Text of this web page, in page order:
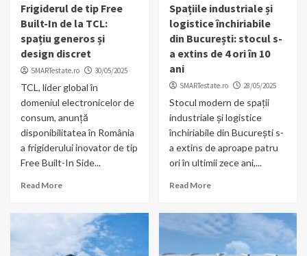
Frigiderul de tip Free
Built-In de la TCL:
spațiu generos și
design discret
SMARTestate.ro 30/05/2025
TCL, lider global în
domeniul electronicelor de
consum, anunță
disponibilitatea în România
a frigiderului inovator de tip
Free Built-In Side...
Read More
Spațiile industriale și
logistice închiriabile
din București: stocul s-
a extins de 4 ori în 10
ani
SMARTestate.ro 28/05/2025
Stocul modern de spații
industriale și logistice
închiriabile din București s-
a extins de aproape patru
ori în ultimii zece ani,...
Read More